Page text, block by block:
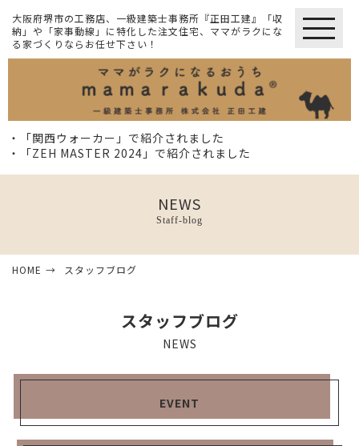
大阪府堺市の工務店、一級建築士事務所『正田工建』「収
納」や「家事動線」に特化した注文住宅、ママがラクにな
る家づくりならお任せ下さい！
・「関西ウォーカー」で紹介されました
・「ZEH MASTER 2024」で紹介されました
NEWS
Staff-blog
HOME スタッフブログ
スタッフブログ
NEWS
EVENT